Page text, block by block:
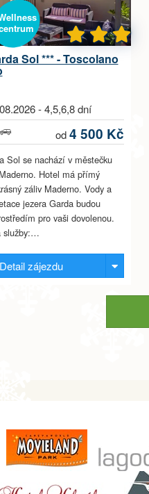
Sol *** - Toscolano
- 4,5,6,8 dní
od4 500 Kč
Sol se nachází v městečku
Hotel má přímý
záliv Maderno. Vody a
jezera Garda budou
pro vaši dovolenou.
služby:…
Detail zájezdu